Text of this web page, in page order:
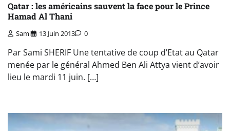
Qatar : les américains sauvent la face pour le Prince
Hamad Al Thani
Sami 13 Juin 2013 0
Par Sami SHERIF Une tentative de coup d’Etat au Qatar
menée par le général Ahmed Ben Ali Attya vient d’avoir
lieu le mardi 11 juin. […]